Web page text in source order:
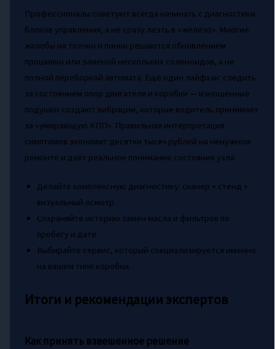
Профессионалы советуют всегда начинать с диагностики
блоков управления, а не сразу лезть в «железо». Многие
жалобы на толчки и пинки решаются обновлением
прошивки или заменой нескольких соленоидов, а не
полной переборкой автомата. Ещё один лайфхак: следить
за состоянием опор двигателя и коробки — изношенные
подушки создают вибрации, которые водитель принимает
за «умирающую КПП». Правильная интерпретация
симптомов экономит десятки тысяч рублей на ненужном
ремонте и даёт реальное понимание состояния узла.
Делайте комплексную диагностику: сканер + стенд +
визуальный осмотр.
Сохраняйте историю замен масла и фильтров по
пробегу и дате.
Выбирайте сервис, который специализируется именно
на вашем типе коробки.
Итоги и рекомендации экспертов
Как принять взвешенное решение